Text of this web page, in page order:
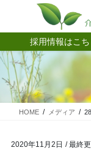
テ
ツ
に
移
ゲ
シ
ョ
ン
採用情報はこち
HOME メディア
2020年11月2日 / 最終